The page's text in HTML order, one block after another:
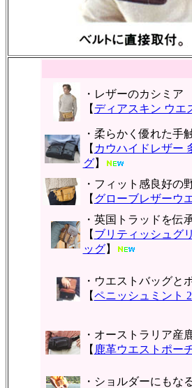
・レザーのカシミア
【 ディアスキン ウエ
・柔らかく優れた手
【 カウハイドレザー
グ】
・フィット感良好の
【 グローブレザーウ
・英国トラッドを伝
【 ブリティッシュグ
ッグ】
・ウエストバッグと
【ペニッシュミント
・オーストラリア産
【 鹿革ウエストポー
・ショルダーにもな